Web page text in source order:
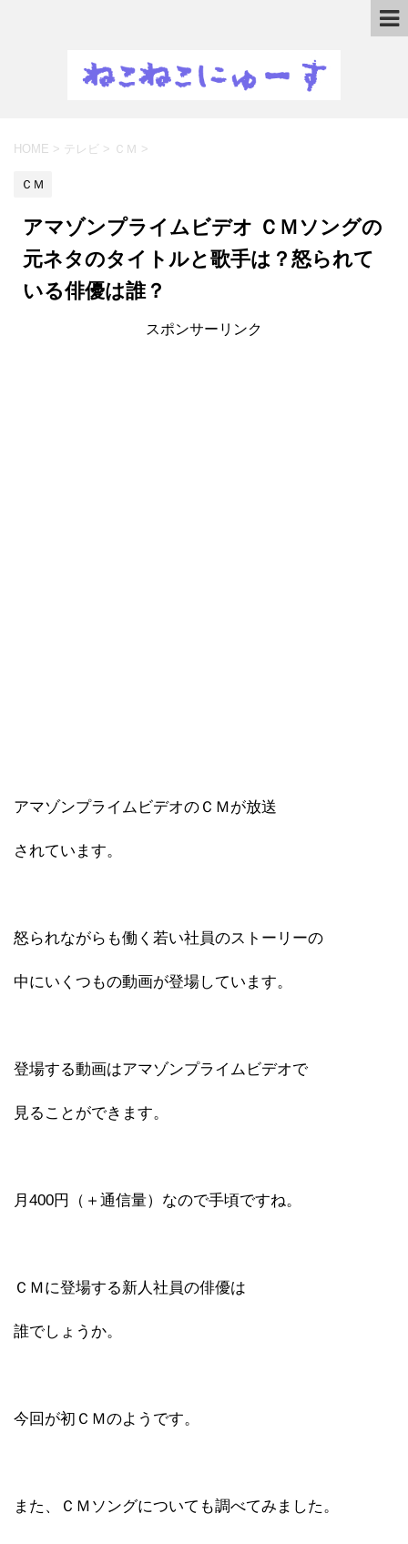
HOME > テレビ > ＣＭ >
ＣＭ
アマゾンプライムビデオ ＣＭソングの
元ネタのタイトルと歌手は？怒られて
いる俳優は誰？
スポンサーリンク
アマゾンプライムビデオのＣＭが放送
されています。
怒られながらも働く若い社員のストーリーの
中にいくつもの動画が登場しています。
登場する動画はアマゾンプライムビデオで
見ることができます。
月400円（＋通信量）なので手頃ですね。
ＣＭに登場する新人社員の俳優は
誰でしょうか。
今回が初ＣＭのようです。
また、ＣＭソングについても調べてみました。